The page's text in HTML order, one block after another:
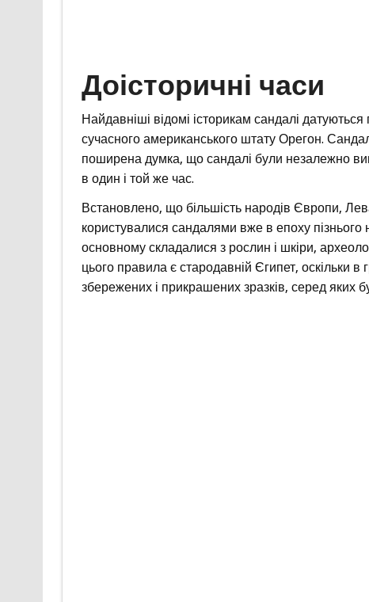
Доісторичні часи
Найдавніші відомі історикам сандалі
сучасного американського штату Орегон.
поширена думка, що сандалі були незалежно
в один і той же час.
Встановлено, що більшість народів Європи,
користувалися сандалями вже в епоху пізнього
основному складалися з рослин і шкіри,
цього правила є стародавній Єгипет, оскільки
збережених і прикрашених зразків, серед яких